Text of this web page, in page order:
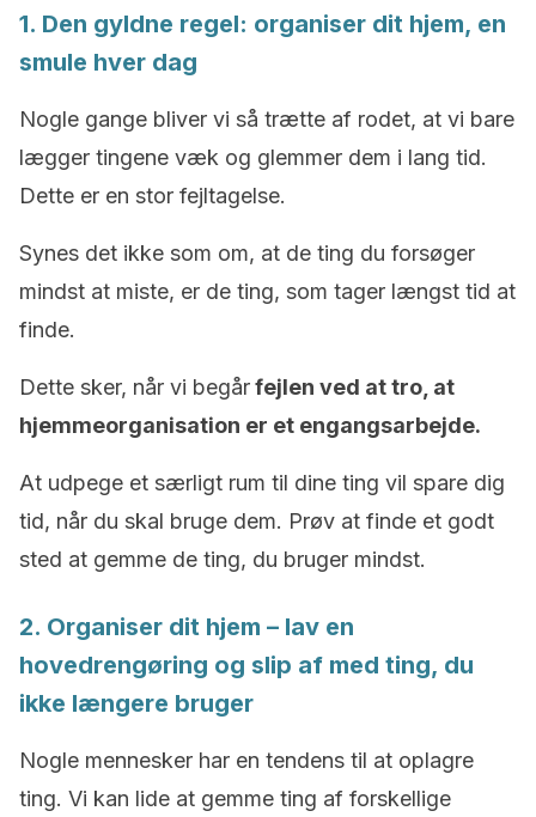
1. Den gyldne regel: organiser dit hjem, en
smule hver dag
Nogle gange bliver vi så trætte af rodet, at vi bare
lægger tingene væk og glemmer dem i lang tid.
Dette er en stor fejltagelse.
Synes det ikke som om, at de ting du forsøger
mindst at miste, er de ting, som tager længst tid at
finde.
Dette sker, når vi begårfejlen ved at tro, at
hjemmeorganisation er et engangsarbejde.
At udpege et særligt rum til dine ting vil spare dig
tid, når du skal bruge dem. Prøv at finde et godt
sted at gemme de ting, du bruger mindst.
2. Organiser dit hjem – lav en
hovedrengøring og slip af med ting, du
ikke længere bruger
Nogle mennesker har en tendens til at oplagre
ting. Vi kan lide at gemme ting af forskellige